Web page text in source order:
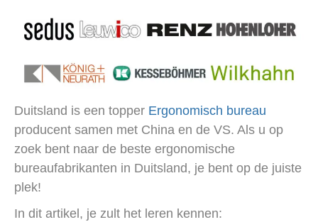
Duitsland is een topper Ergonomisch bureau
producent samen met China en de VS. Als u op
zoek bent naar de beste ergonomische
bureaufabrikanten in Duitsland, je bent op de juiste
plek!
In dit artikel, je zult het leren kennen: